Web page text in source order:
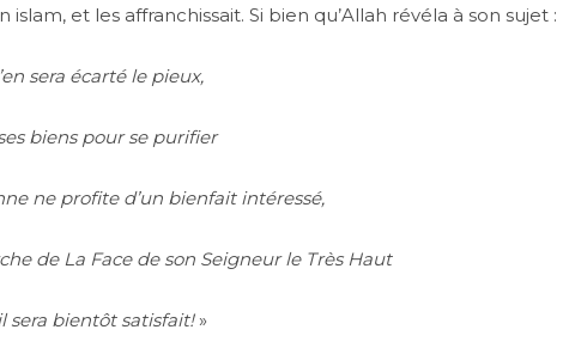
et les affranchissait. Si bien qu’Allah révéla à son sujet :
sera écarté le pieux,
biens pour se purifier
ne profite d’un bienfait intéressé,
de La Face de son Seigneur le Très Haut
sera bientôt satisfait!»